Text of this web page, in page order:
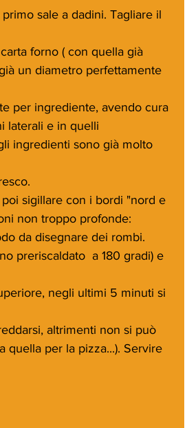
sale a dadini. Tagliare il
forno ( con quella già
un diametro perfettamente
per ingrediente, avendo cura
laterali e in quelli
ingredienti sono già molto
sigillare con i bordi "nord e
non troppo profonde:
da disegnare dei rombi.
preriscaldato  a 180 gradi) e
negli ultimi 5 minuti si
altrimenti non si può
quella per la pizza...). Servire